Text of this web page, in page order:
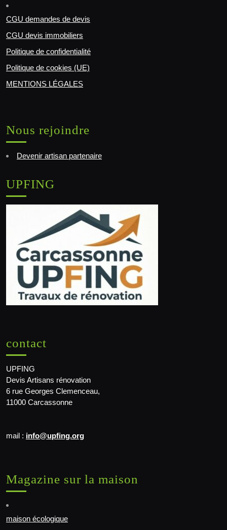
CGU demandes de devis
CGU devis immobiliers
Politique de confidentialité
Politique de cookies (UE)
MENTIONS LÉGALES
Nous rejoindre
Devenir artisan partenaire
UPFING
contact
UPFING
Devis Artisans rénovation
6 rue Georges Clemenceau,
11000 Carcassonne
mail : info@upfing.org
Magazine sur la maison
maison écologique